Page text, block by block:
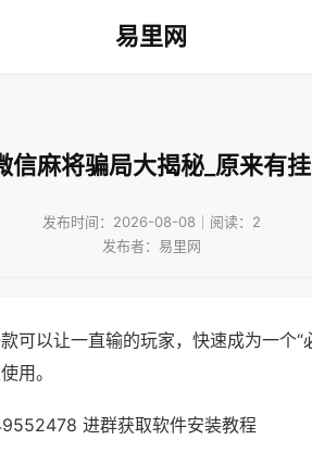
易里网
信麻将骗局大揭秘_原来有
发布时间：2026-08-08｜阅读：2
发布者：易里网
可以让一直输的玩家，快速成为一个“
用。
进群获取软件安装教程